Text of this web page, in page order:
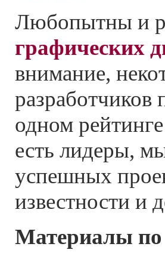
Любопытны и
графических
внимание,
разработчиков
одном
есть лидеры,
успешных
известности и
Материалы по